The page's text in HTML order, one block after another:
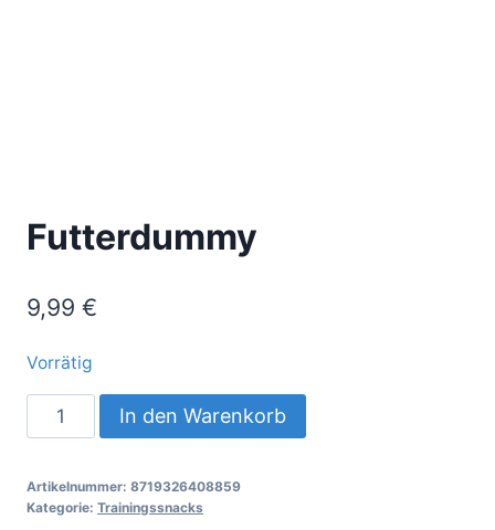
Futterdummy
9,99 €
Vorrätig
Futterdummy
Menge
In den Warenkorb
Artikelnummer: 8719326408859
Kategorie: Trainingssnacks